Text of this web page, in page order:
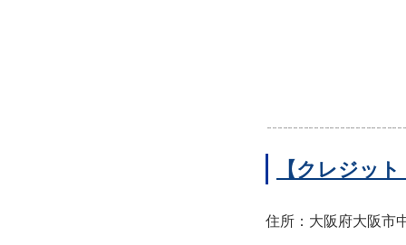
【クレジッ
住所：大阪府大阪市